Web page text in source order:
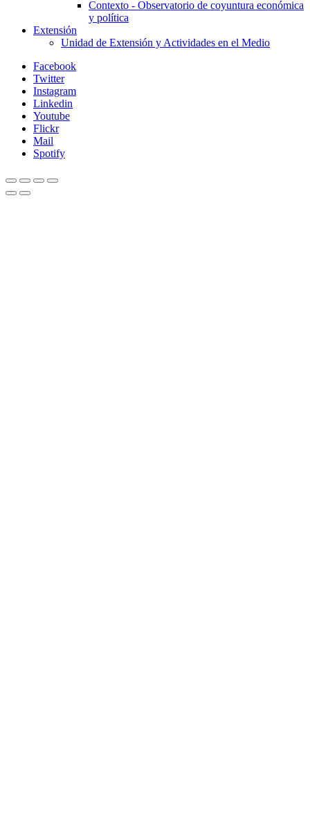
Contexto - Observatorio de coyuntura económica
y política
Extensión
Unidad de Extensión y Actividades en el Medio
Facebook
Twitter
Instagram
Linkedin
Youtube
Flickr
Mail
Spotify